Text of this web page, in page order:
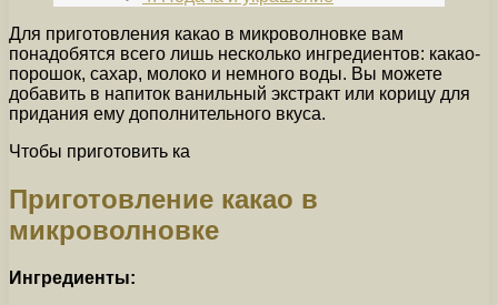
Для приготовления какао в микроволновке вам
понадобятся всего лишь несколько ингредиентов: какао-
порошок, сахар, молоко и немного воды. Вы можете
добавить в напиток ванильный экстракт или корицу для
придания ему дополнительного вкуса.
Чтобы приготовить ка
Приготовление какао в
микроволновке
Ингредиенты: